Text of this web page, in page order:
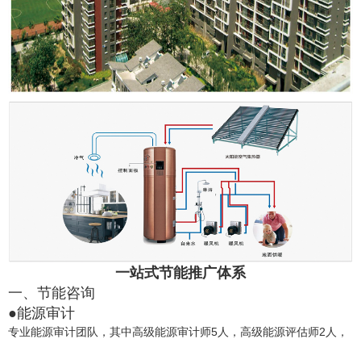
一站式节能推广体系
一、节能咨询
●能源审计
专业能源审计团队，其中高级能源审计师5人，高级能源评估师2人，